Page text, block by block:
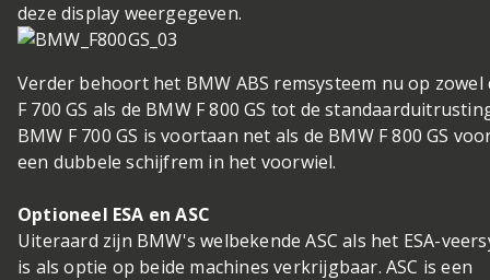
deze display weergegeven.
Verder behoort het BMW ABS remsysteem nu op zowel
F 700 GS als de BMW F 800 GS tot de
BMW F 700 GS is voortaan net als de BMW F 800 GS
een dubbele schijfrem in het voorwiel.
Optioneel ESA en ASC
Uiteraard zijn BMW's welbekende ASC als het ESA-
is als optie op beide machines verkrijgbaar. ASC is een